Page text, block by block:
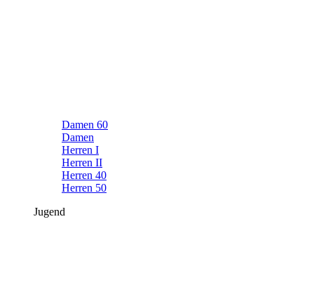
Damen 60
Damen
Herren I
Herren II
Herren 40
Herren 50
Jugend